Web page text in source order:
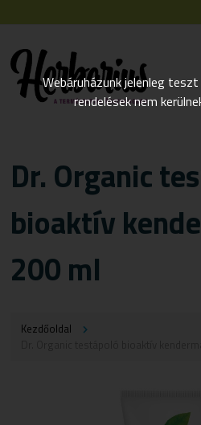
Dr. Organic
bioaktív
200 ml
Kezdőoldal
Webáruházunk jelenleg
rendelések nem